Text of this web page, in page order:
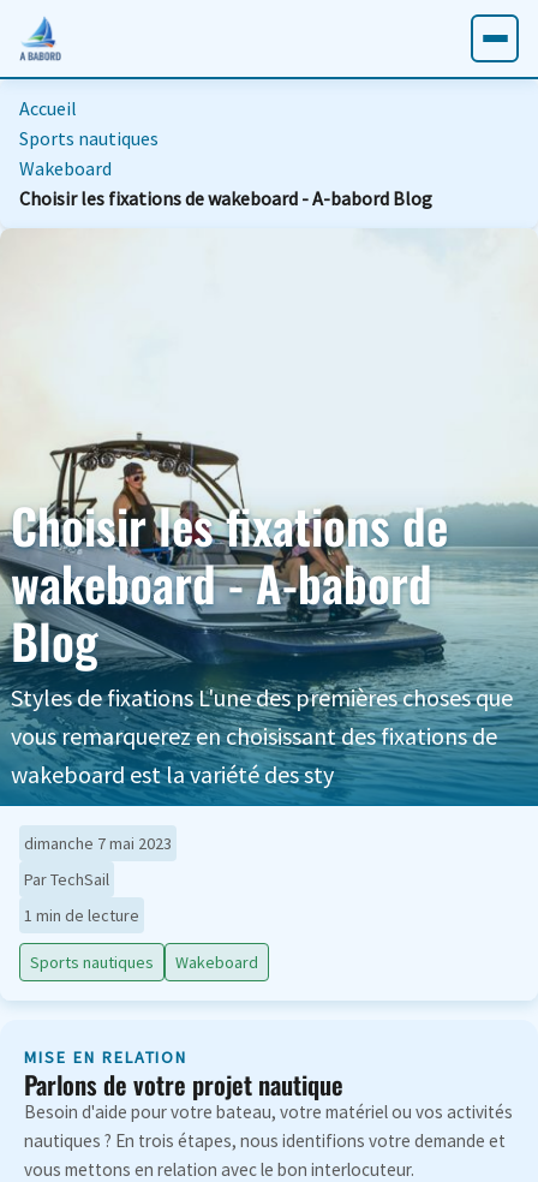
Accueil
Sports nautiques
Wakeboard
Choisir les fixations de wakeboard - A-babord Blog
Choisir les fixations de
wakeboard - A-babord
Blog
Styles de fixations L'une des premières choses que
vous remarquerez en choisissant des fixations de
wakeboard est la variété des sty
dimanche 7 mai 2023
Par TechSail
1 min de lecture
Sports nautiques Wakeboard
MISE EN RELATION
Parlons de votre projet nautique
Besoin d'aide pour votre bateau, votre matériel ou vos activités
nautiques ? En trois étapes, nous identifions votre demande et
vous mettons en relation avec le bon interlocuteur.